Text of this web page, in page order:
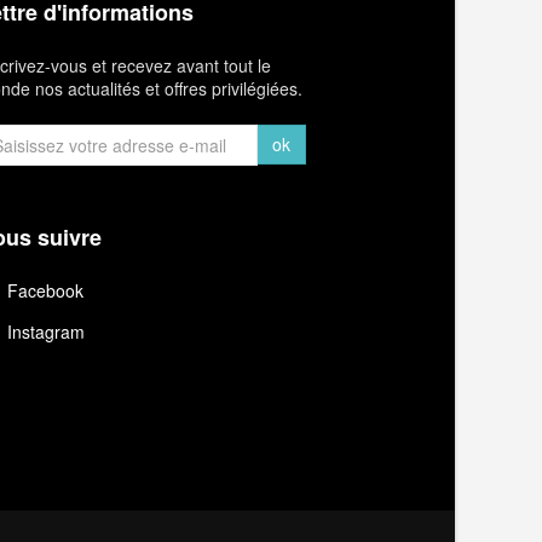
d'informations
vous et recevez avant tout le
nos actualités et offres privilégiées.
ok
suivre
Facebook
Instagram